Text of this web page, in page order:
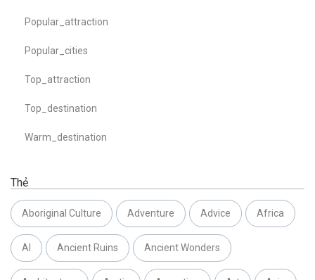
Popular_attraction
Popular_cities
Top_attraction
Top_destination
Warm_destination
Thẻ
Aboriginal Culture Adventure Advice Africa
AI Ancient Ruins Ancient Wonders